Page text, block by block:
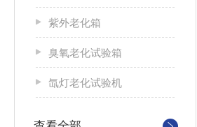
紫外老化箱
臭氧老化试验箱
氙灯老化试验机